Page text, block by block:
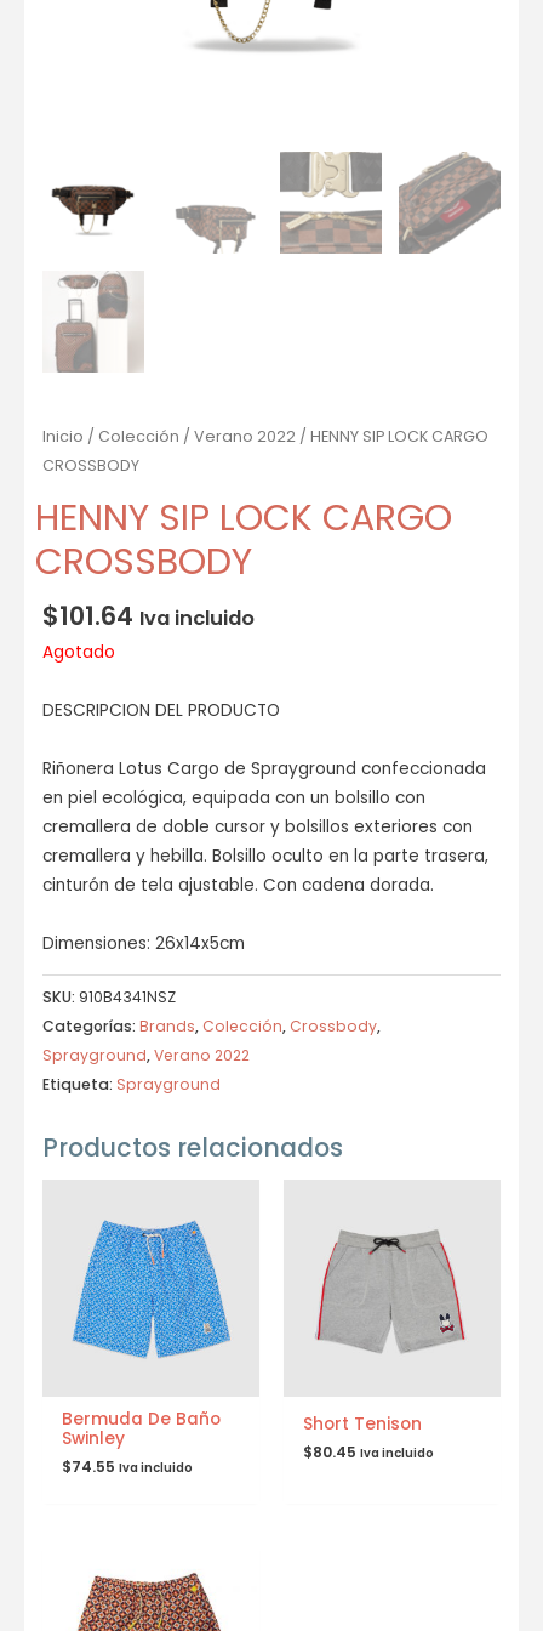
Inicio / Colección / Verano 2022 / HENNY SIP LOCK CARGO
CROSSBODY
HENNY SIP LOCK CARGO
CROSSBODY
$101.64 Iva incluido
Agotado
DESCRIPCION DEL PRODUCTO
Riñonera Lotus Cargo de Sprayground confeccionada
en piel ecológica, equipada con un bolsillo con
cremallera de doble cursor y bolsillos exteriores con
cremallera y hebilla. Bolsillo oculto en la parte trasera,
cinturón de tela ajustable. Con cadena dorada.
Dimensiones: 26x14x5cm
SKU: 910B4341NSZ
Categorías: Brands, Colección, Crossbody,
Sprayground,Verano 2022
Etiqueta: Sprayground
Productos relacionados
Bermuda De Baño
Swinley
$74.55 Iva incluido
Short Tenison
$80.45 Iva incluido